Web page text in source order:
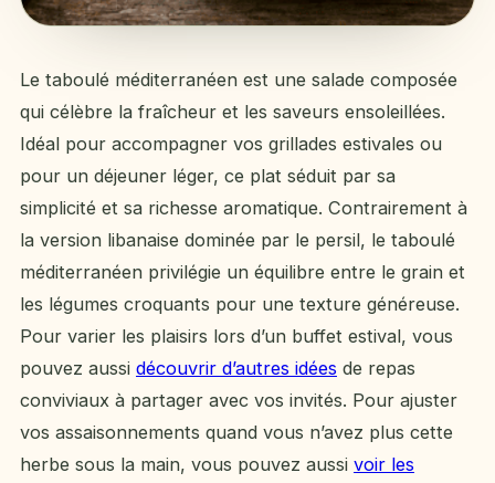
Le taboulé méditerranéen est une salade composée
qui célèbre la fraîcheur et les saveurs ensoleillées.
Idéal pour accompagner vos grillades estivales ou
pour un déjeuner léger, ce plat séduit par sa
simplicité et sa richesse aromatique. Contrairement à
la version libanaise dominée par le persil, le taboulé
méditerranéen privilégie un équilibre entre le grain et
les légumes croquants pour une texture généreuse.
Pour varier les plaisirs lors d’un buffet estival, vous
pouvez aussi découvrir d’autres idées de repas
conviviaux à partager avec vos invités. Pour ajuster
vos assaisonnements quand vous n’avez plus cette
herbe sous la main, vous pouvez aussi voir les